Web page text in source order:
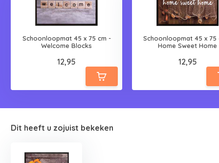
Schoonloopmat 45 x 75 cm -
Welcome Blocks
12,95
Schoonloopmat 45 x 75
Home Sweet Home
12,95
Dit heeft u zojuist bekeken